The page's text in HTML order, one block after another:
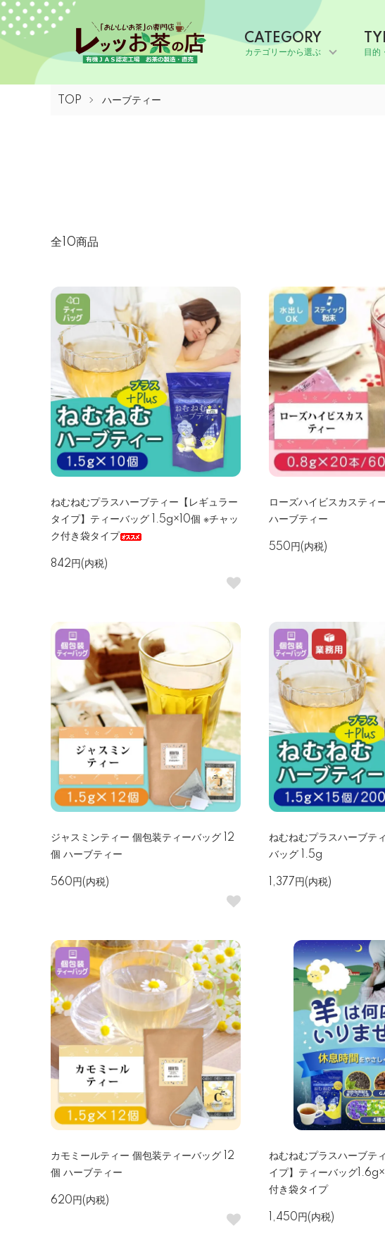
CATEGORY
カテゴリーから選ぶ 目的
TOP ハーブティー
全10商品
ねむねむプラスハーブティー【レギュラー
タイプ】ティーバッグ 1.5g×10個 ※チャッ
ク付き袋タイプ
842円(内税)
ローズハイビスカスティ
ハーブティー
550円(内税)
ジャスミンティー 個包装ティーバッグ 12
個 ハーブティー
560円(内税)
ねむねむプラスハーブテ
バッグ 1.5g
1,377円(内税)
カモミールティー 個包装ティーバッグ 12
個 ハーブティー
620円(内税)
ねむねむプラスハーブテ
イプ】ティーバッグ
付き袋タイプ
1,450円(内税)